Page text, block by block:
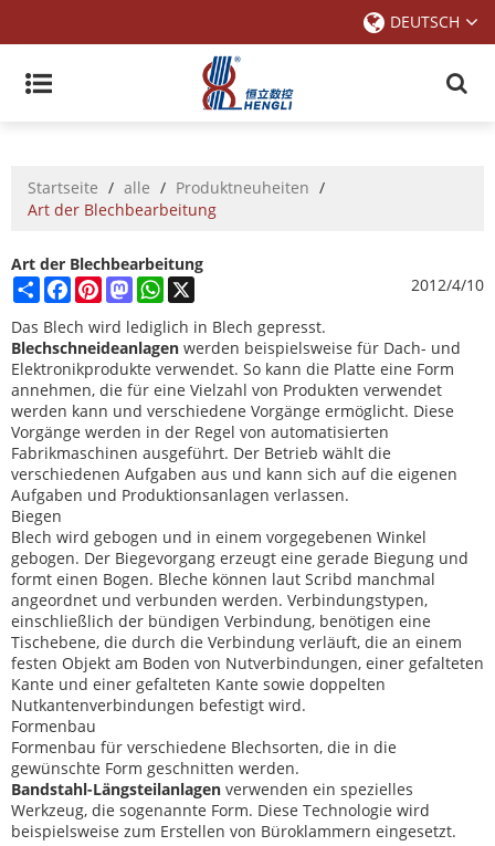
DEUTSCH
Startseite / alle / Produktneuheiten /
Art der Blechbearbeitung
Art der Blechbearbeitung
ShareFacebook
PinterestMastodonWhatsApp
2012/4/10
Das Blech wird lediglich in Blech gepresst.
Blechschneideanlagen werden beispielsweise für Dach- und
Elektronikprodukte verwendet. So kann die Platte eine Form
annehmen, die für eine Vielzahl von Produkten verwendet
werden kann und verschiedene Vorgänge ermöglicht. Diese
Vorgänge werden in der Regel von automatisierten
Fabrikmaschinen ausgeführt. Der Betrieb wählt die
verschiedenen Aufgaben aus und kann sich auf die eigenen
Aufgaben und Produktionsanlagen verlassen.
Biegen
Blech wird gebogen und in einem vorgegebenen Winkel
gebogen. Der Biegevorgang erzeugt eine gerade Biegung und
formt einen Bogen. Bleche können laut Scribd manchmal
angeordnet und verbunden werden. Verbindungstypen,
einschließlich der bündigen Verbindung, benötigen eine
Tischebene, die durch die Verbindung verläuft, die an einem
festen Objekt am Boden von Nutverbindungen, einer gefalteten
Kante und einer gefalteten Kante sowie doppelten
Nutkantenverbindungen befestigt wird.
Formenbau
Formenbau für verschiedene Blechsorten, die in die
gewünschte Form geschnitten werden.
Bandstahl-Längsteilanlagen verwenden ein spezielles
Werkzeug, die sogenannte Form. Diese Technologie wird
beispielsweise zum Erstellen von Büroklammern eingesetzt.